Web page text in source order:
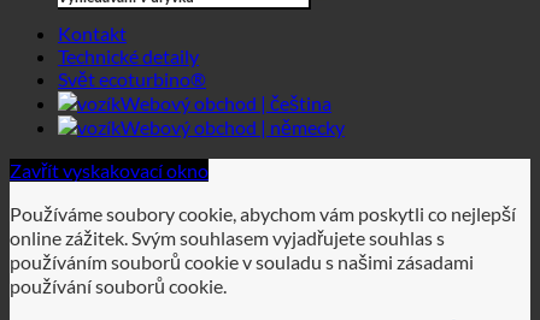
Kontakt
Technické detaily
Svět ecoturbino®
Webový obchod | čeština
Webový obchod | německy
online zážitek. Svým souhlasem vyjadřujete souhlas s
používáním souborů cookie v souladu s našimi zásadami
používání souborů cookie.